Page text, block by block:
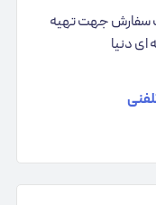
سفارش جهت تهیه
دنیا